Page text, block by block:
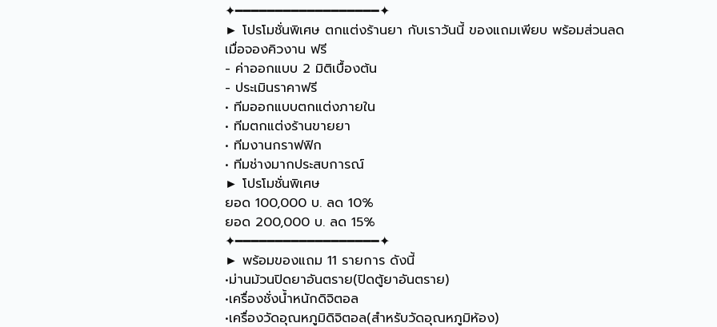
✦━━━━━━━━━━━━━━━━━━✦
► โปรโมชั่นพิเศษ ตกแต่งร้านยา กับเราวันนี้ ของแถมเพียบ พร้อมส่วนลด
เมื่อจองคิวงาน ฟรี
- ค่าออกแบบ 2 มิติเบื้องต้น
- ประเมินราคาฟรี
• ทีมออกแบบตกแต่งภายใน
• ทีมตกแต่งร้านขายยา
• ทีมงานกราฟฟิก
• ทีมช่างมากประสบการณ์
► โปรโมชั่นพิเศษ
ยอด 100,000 บ. ลด 10%
ยอด 200,000 บ. ลด 15%
✦━━━━━━━━━━━━━━━━━━✦
► พร้อมของแถม 11 รายการ ดังนี้
•ม่านม้วนปิดยาอันตราย(ปิดตู้ยาอันตราย)
•เครื่องชั่งน้ำหนักดิจิตอล
•เครื่องวัดอุณหภูมิดิจิตอล(สำหรับวัดอุณหภูมิห้อง)